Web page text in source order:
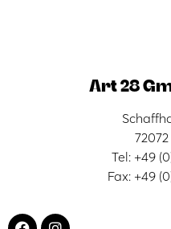
Art 28
Tel: +49
Fax: +49